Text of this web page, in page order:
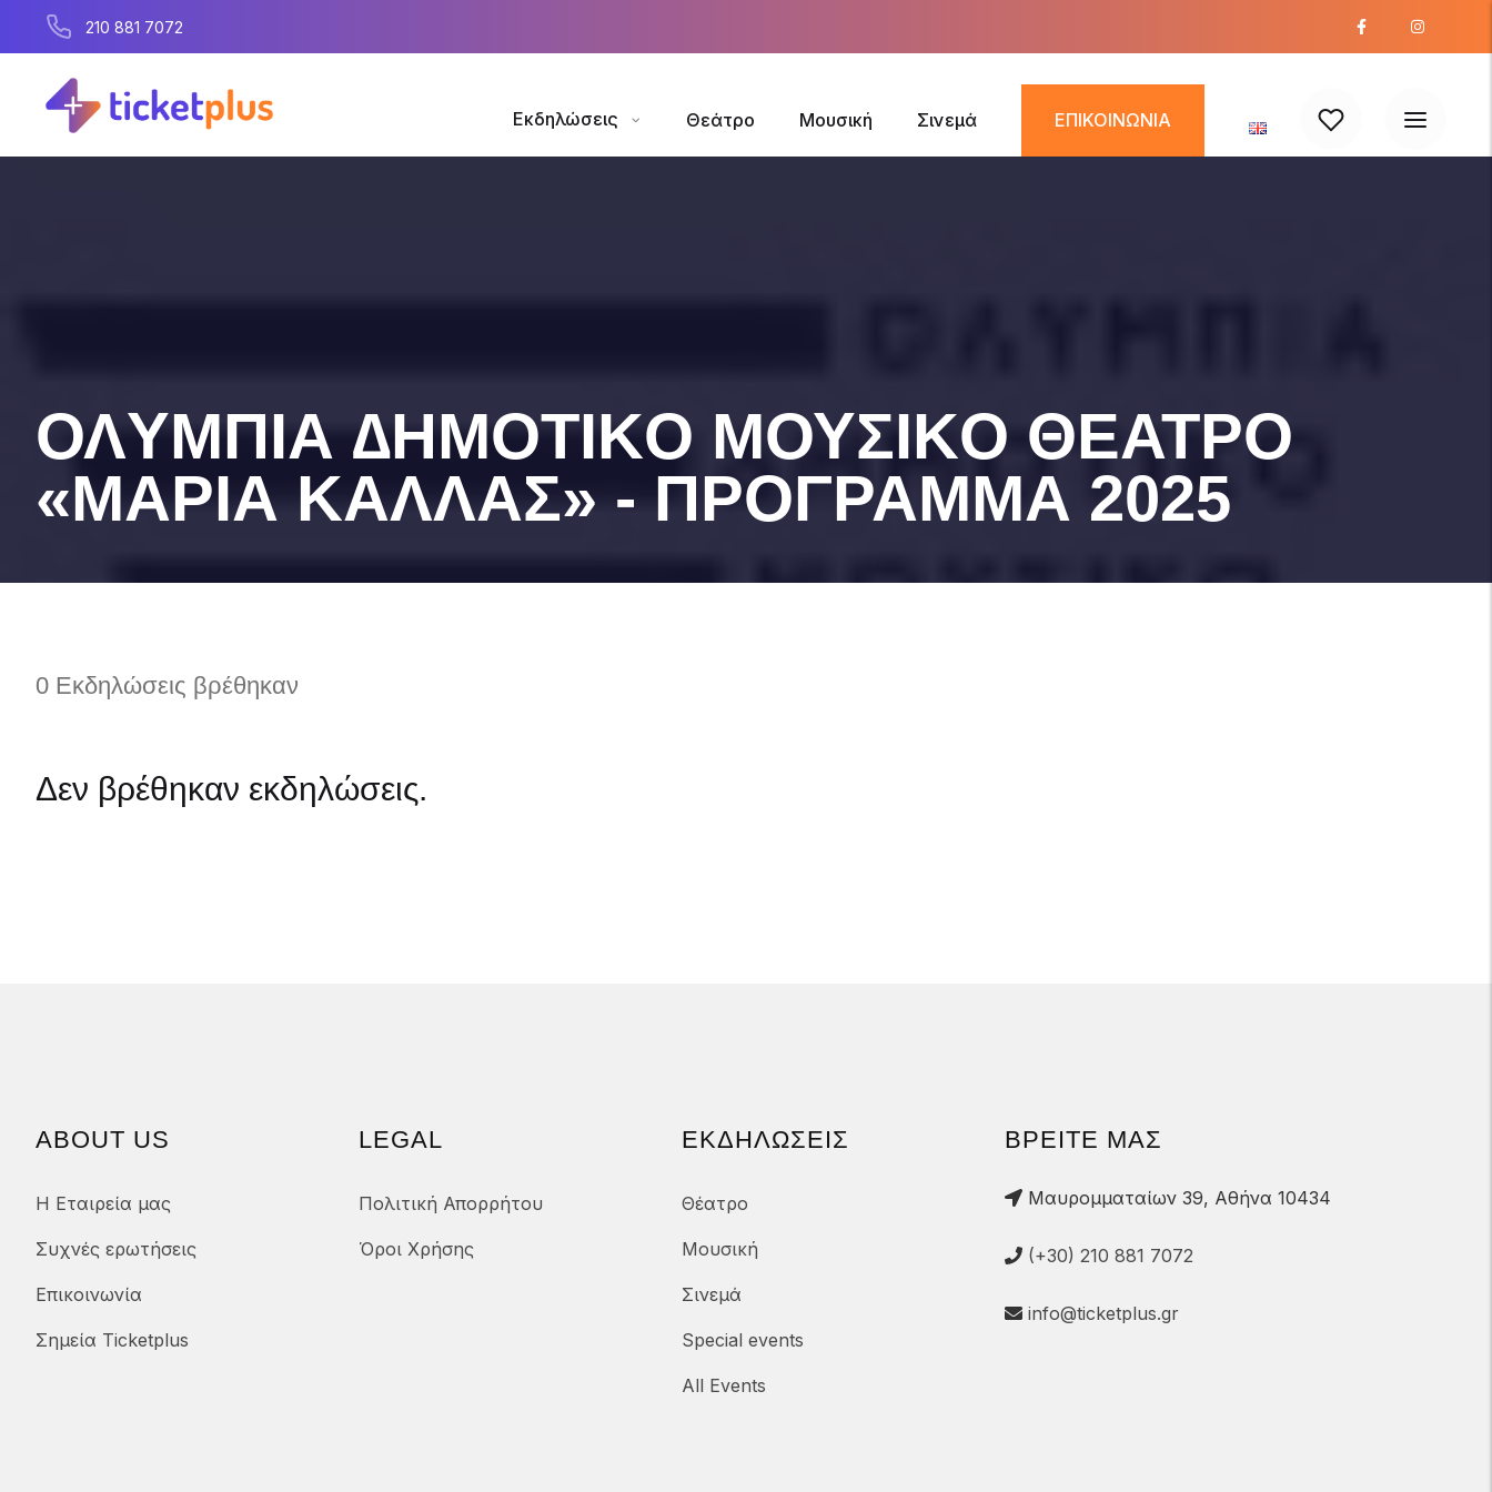
210 881 7072
Εκδηλώσεις Θεάτρο Μουσική Σινεμά ΕΠΙΚΟΙΝΩΝΙΑ
ΟΛYΜΠIΑ ∆ΗΜΟΤΙΚO ΜΟΥΣΙΚO ΘEΑΤΡO
«ΜΑΡIΑ ΚAΛΛΑΣ» - ΠΡΟΓΡΑΜΜΑ 2025
0 Εκδηλώσεις βρέθηκαν
Δεν βρέθηκαν εκδηλώσεις.
ABOUT US
Η Εταιρεία μας
Συχνές ερωτήσεις
Επικοινωνία
Σημεία Ticketplus
LEGAL
Πολιτική Απορρήτου
Όροι Χρήσης
ΕΚΔΗΛΏΣΕΙΣ
Θέατρο
Μουσική
Σινεμά
Special events
All Events
ΒΡΕΙΤΕ ΜΑΣ
Μαυρομματαίων 39, Αθήνα 10434
(+30) 210 881 7072
info@ticketplus.gr